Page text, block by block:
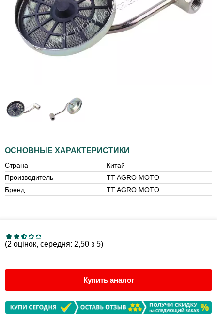
ОСНОВНЫЕ ХАРАКТЕРИСТИКИ
Страна
Китай
Производитель
TT AGRO MOTO
Бренд
TT AGRO MOTO
(2 оцінок, середня: 2,50 з 5)
Купить аналог